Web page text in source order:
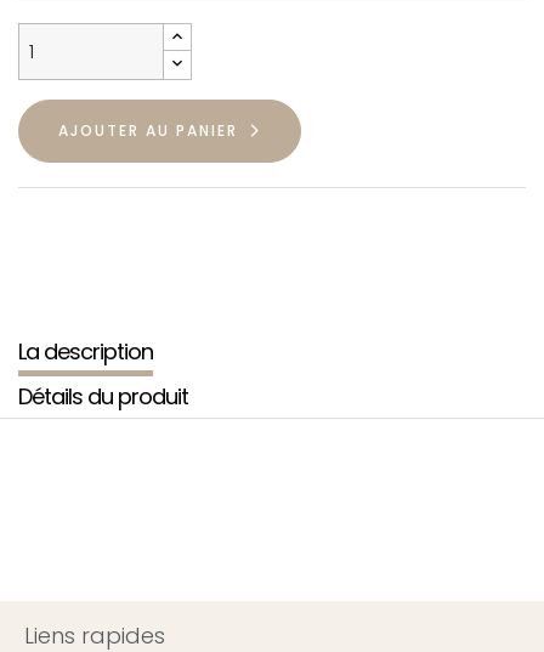
AJOUTER AU PANIER
La description
Détails du produit
Liens rapides